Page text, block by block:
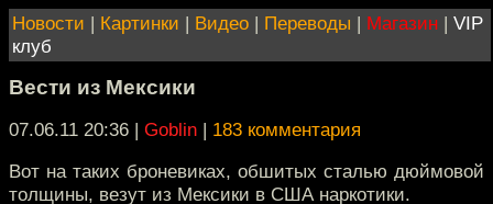
Новости | Картинки | Видео | Переводы | Магазин | VIP
клуб
Вести из Мексики
07.06.11 20:36 | Goblin | 183 комментария
Вот на таких броневиках, обшитых сталью дюймовой
толщины, везут из Мексики в США наркотики.